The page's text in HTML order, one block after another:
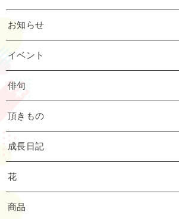
お知らせ
イベント
俳句
頂きもの
成長日記
花
商品